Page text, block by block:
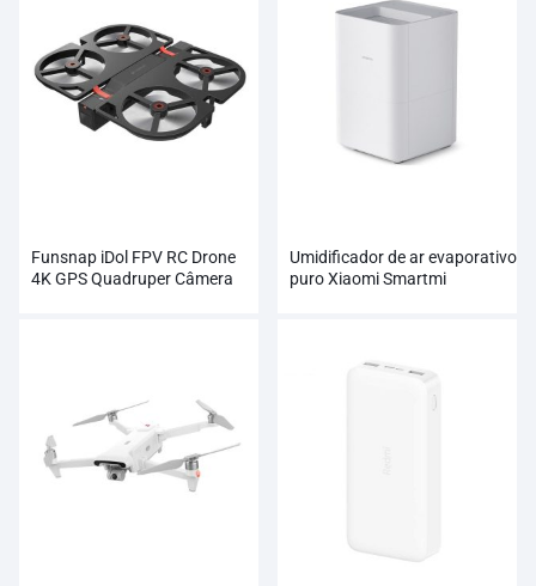
Funsnap iDol FPV RC Drone
4K GPS Quadruper Câmera
Umidificador de ar evaporativo
puro Xiaomi Smartmi